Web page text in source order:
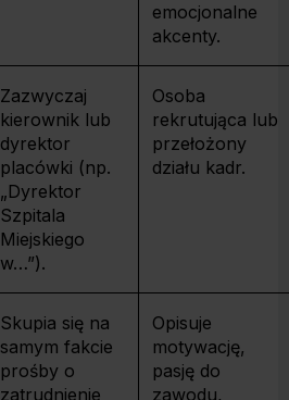
emocjonalne
akcenty.
Zazwyczaj
kierownik lub
dyrektor
placówki (np.
„Dyrektor
Szpitala
Miejskiego
w…”).
Osoba
rekrutująca lub
przełożony
działu kadr.
Skupia się na
samym fakcie
prośby o
zatrudnienie
Opisuje
motywację,
pasję do
zawodu,